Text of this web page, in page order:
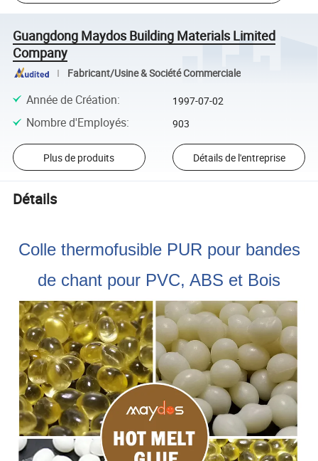
Guangdong Maydos Building Materials Limited
Company
Fabricant/Usine & Société Commerciale
Année de Création: 1997-07-02
Nombre d'Employés: 903
Plus de produits Détails de l'entreprise
Détails
Colle thermofusible PUR pour bandes
de chant pour PVC, ABS et Bois